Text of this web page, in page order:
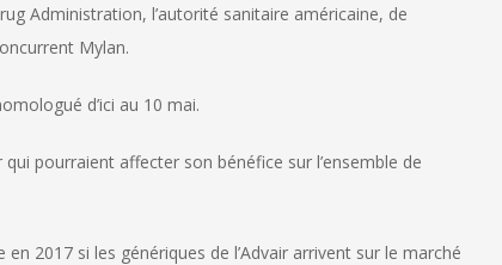
Administration, l’autorité sanitaire américaine, de
Mylan.
d’ici au 10 mai.
pourraient affecter son bénéfice sur l’ensemble de
2017 si les génériques de l’Advair arrivent sur le marché